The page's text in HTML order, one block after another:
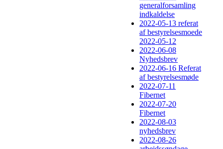
generalforsamling
indkaldelse
2022-05-13 referat
af bestyrelsesmoede
2022-05-12
2022-06-08
Nyhedsbrev
2022-06-16 Referat
af bestyrelsesmøde
2022-07-11
Fibernet
2022-07-20
Fibernet
2022-08-03
nyhedsbrev
2022-08-26